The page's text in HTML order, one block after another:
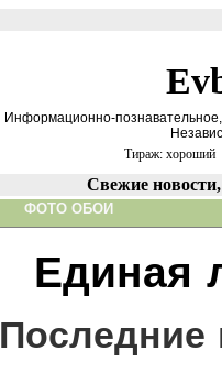
Информационно-
Тираж: хороший
Свежие
ФОТО ОБОИ
Единая
Последние